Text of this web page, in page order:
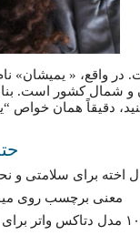
در واقع، « یمیشان»
و شمال کشور است.
دقیقاً همان خواص
اخته برای سلامتی و
معنی برچسب روی